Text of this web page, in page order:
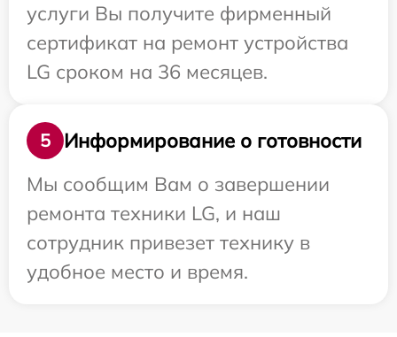
услуги Вы получите фирменный
сертификат на ремонт устройства
LG сроком на 36 месяцев.
5
Информирование о готовности
Мы сообщим Вам о завершении
ремонта техники LG, и наш
сотрудник привезет технику в
удобное место и время.